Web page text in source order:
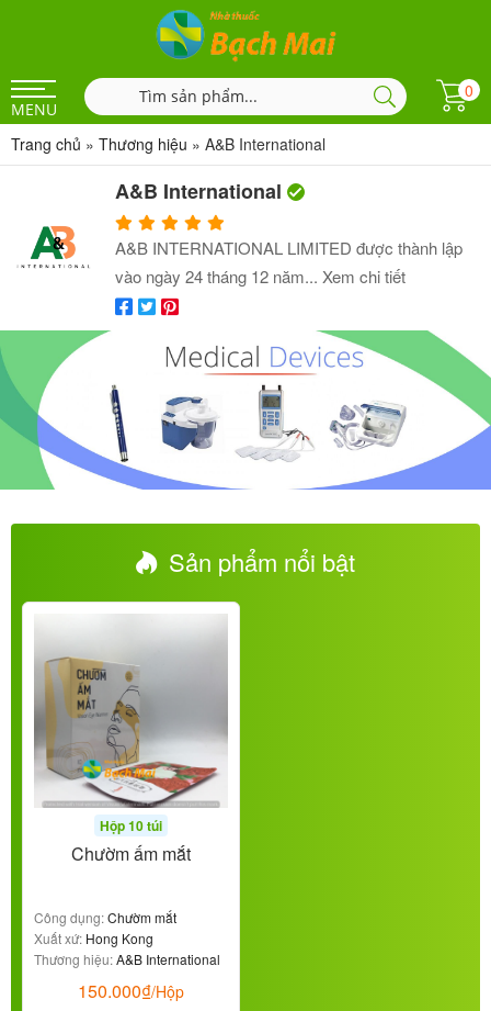
MENU
0
Trang chủ » Thương hiệu » A&B International
A&B International
A&B INTERNATIONAL LIMITED được thành lập
vào ngày 24 tháng 12 năm... Xem chi tiết
Sản phẩm nổi bật
Hộp 10 túi
Chườm ấm mắt
Công dụng:Chườm mắt
Xuất xứ: Hong Kong
Thương hiệu:A&B International
150.000₫/Hộp